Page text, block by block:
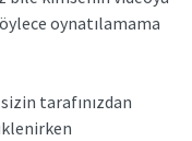
oynatılamama
tarafınızdan